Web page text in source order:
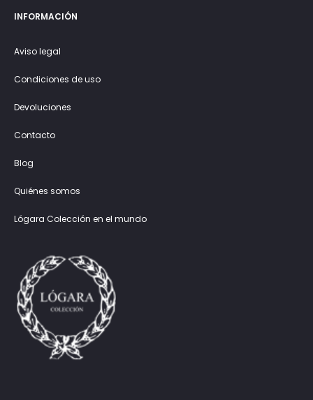
INFORMACIÓN
Aviso legal
Condiciones de uso
Devoluciones
Contacto
Blog
Quiénes somos
Lógara Colección en el mundo